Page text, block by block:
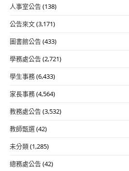
人事室公告(138)
公告來文(3,171)
圖書館公告(433)
學務處公告(2,721)
學生事務(6,433)
家長事務(4,564)
教務處公告(3,532)
教師甄選(42)
未分類(1,285)
總務處公告(42)